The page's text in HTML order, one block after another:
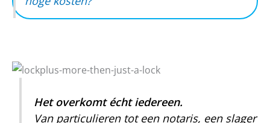
Het overkomt écht iedereen.
Van particulieren tot een notaris, een slager